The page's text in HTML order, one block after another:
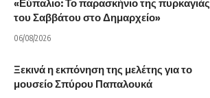
του Σαββάτου στο Δημαρχείο»
06/08/2026
Ξεκινά η εκπόνηση της μελέτης για το
μουσείο Σπύρου Παπαλουκά